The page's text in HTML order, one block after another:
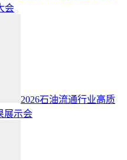
会
2026石油流通行业高质
展示会